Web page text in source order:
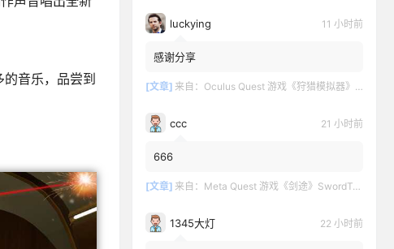
音乐，品尝到
luckying 11 小时前
感谢分享
[文章] 来自： Oculus Quest 游戏《狩猎模拟器》Hunting Simulator
ccc 21 小时前
666
[文章] 来自： Meta Quest 游戏《剑途》SwordTrip
1345大灯 22 小时前